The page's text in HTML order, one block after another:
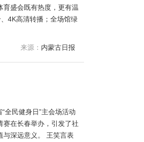
育盛会既有热度，更有温
4K高清转播；全场馆绿
来源： 内蒙古日报
全民健身日”主会场活动
赛在长春举办，引发了社
与深远意义。 王笑言表